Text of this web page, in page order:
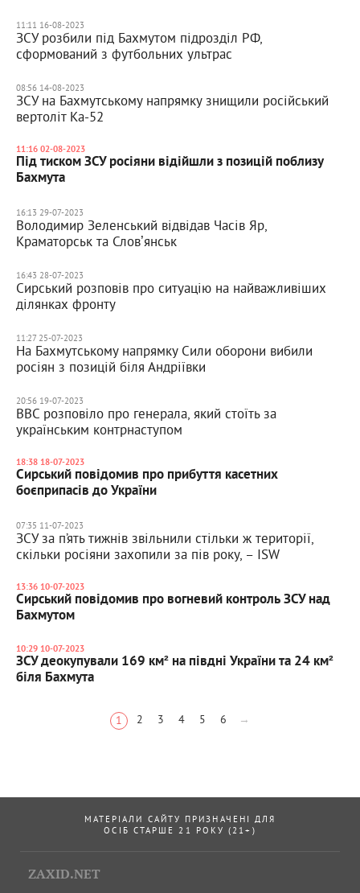
11:11 16-08-2023
ЗСУ розбили під Бахмутом підрозділ РФ,
сформований з футбольних ультрас
08:56 14-08-2023
ЗСУ на Бахмутському напрямку знищили російський
вертоліт Ка-52
11:16 02-08-2023
Під тиском ЗСУ росіяни відійшли з позицій поблизу
Бахмута
16:13 29-07-2023
Володимир Зеленський відвідав Часів Яр,
Краматорськ та Словʼянськ
16:43 28-07-2023
Сирський розповів про ситуацію на найважливіших
ділянках фронту
11:27 25-07-2023
На Бахмутському напрямку Сили оборони вибили
росіян з позицій біля Андріївки
20:56 19-07-2023
ВВС розповіло про генерала, який стоїть за
українським контрнаступом
18:38 18-07-2023
Сирський повідомив про прибуття касетних
боєприпасів до України
07:35 11-07-2023
ЗСУ за п’ять тижнів звільнили стільки ж території,
скільки росіяни захопили за пів року, – ISW
13:36 10-07-2023
Сирський повідомив про вогневий контроль ЗСУ над
Бахмутом
10:29 10-07-2023
ЗСУ деокупували 169 км² на півдні України та 24 км²
біля Бахмута
1 2 3 4 5 6 →
МАТЕРІАЛИ САЙТУ ПРИЗНАЧЕНІ ДЛЯ
ОСІБ СТАРШЕ 21 РОКУ (21+)
ZAXID.NET